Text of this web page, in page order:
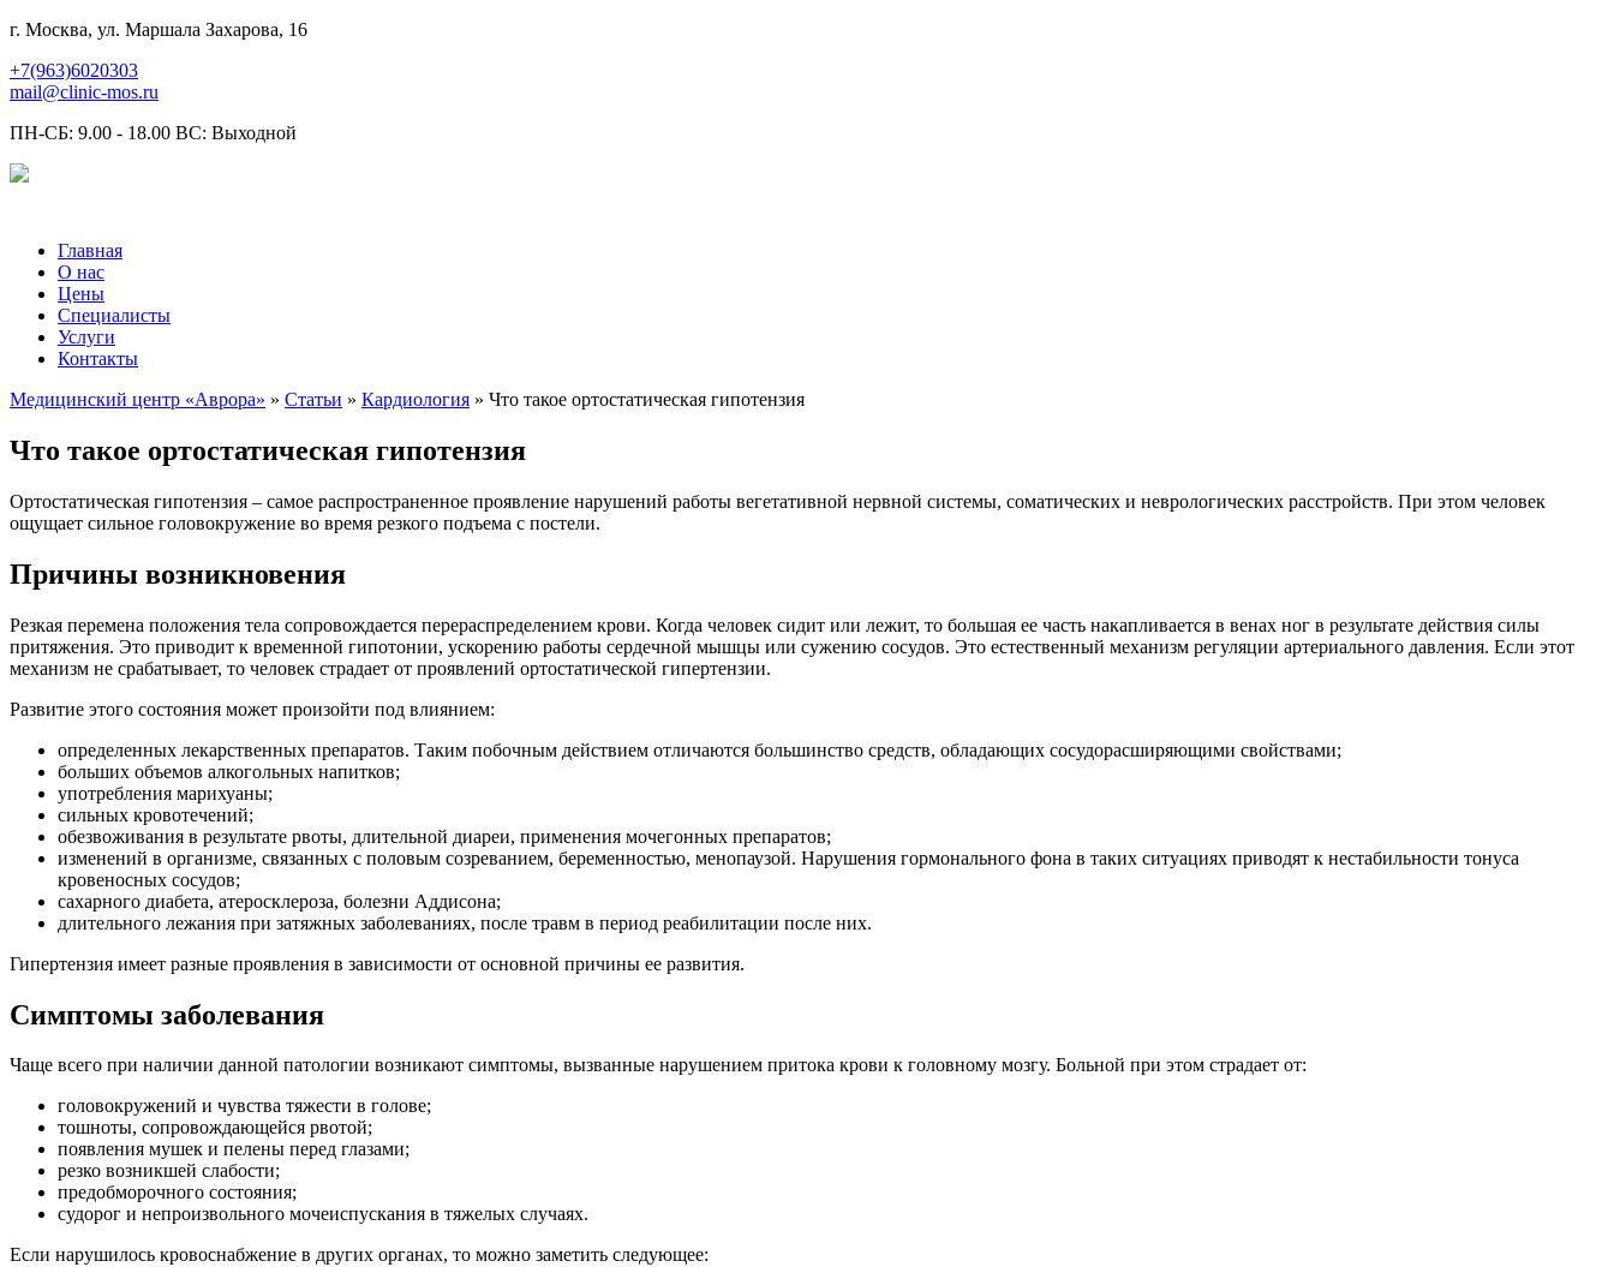
г. Москва, ул. Маршала Захарова, 16
+7(963)6020303
mail@clinic-mos.ru
ПН-СБ: 9.00 - 18.00 ВС: Выходной
Главная
О нас
Цены
Специалисты
Услуги
Контакты
Медицинский центр «Аврора» » Статьи » Кардиология » Что такое ортостатическая гипотензия
Что такое ортостатическая гипотензия
Ортостатическая гипотензия – самое распространенное проявление нарушений работы вегетативной нервной системы, соматических и неврологических расстройств. При этом человек
ощущает сильное головокружение во время резкого подъема с постели.
Причины возникновения
Резкая перемена положения тела сопровождается перераспределением крови. Когда человек сидит или лежит, то большая ее часть накапливается в венах ног в результате действия силы
притяжения. Это приводит к временной гипотонии, ускорению работы сердечной мышцы или сужению сосудов. Это естественный механизм регуляции артериального давления. Если этот
механизм не срабатывает, то человек страдает от проявлений ортостатической гипертензии.
Развитие этого состояния может произойти под влиянием:
определенных лекарственных препаратов. Таким побочным действием отличаются большинство средств, обладающих сосудорасширяющими свойствами;
больших объемов алкогольных напитков;
употребления марихуаны;
сильных кровотечений;
обезвоживания в результате рвоты, длительной диареи, применения мочегонных препаратов;
изменений в организме, связанных с половым созреванием, беременностью, менопаузой. Нарушения гормонального фона в таких ситуациях приводят к нестабильности тонуса
кровеносных сосудов;
сахарного диабета, атеросклероза, болезни Аддисона;
длительного лежания при затяжных заболеваниях, после травм в период реабилитации после них.
Гипертензия имеет разные проявления в зависимости от основной причины ее развития.
Симптомы заболевания
Чаще всего при наличии данной патологии возникают симптомы, вызванные нарушением притока крови к головному мозгу. Больной при этом страдает от:
головокружений и чувства тяжести в голове;
тошноты, сопровождающейся рвотой;
появления мушек и пелены перед глазами;
резко возникшей слабости;
предобморочного состояния;
судорог и непроизвольного мочеиспускания в тяжелых случаях.
Если нарушилось кровоснабжение в других органах, то можно заметить следующее: